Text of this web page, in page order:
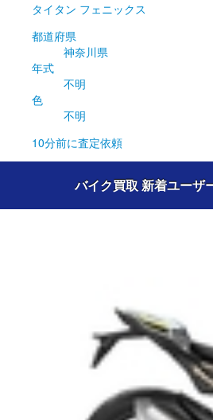
タイタン フェニックス
都道府県
神奈川県
年式
不明
色
不明
10分前に査定依頼
バイク買取 新着ユーザ